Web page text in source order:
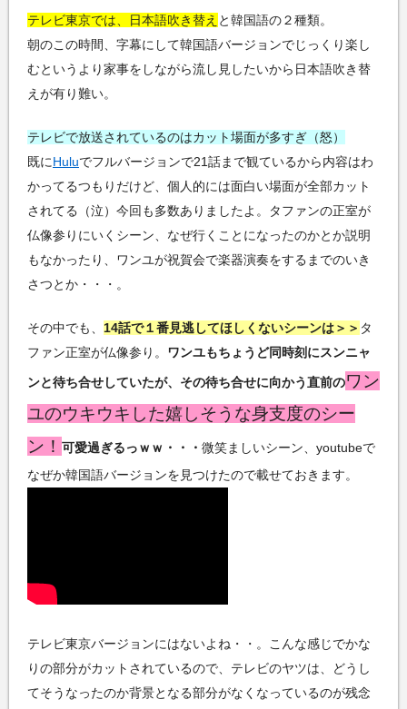
テレビ東京では、日本語吹き替え と韓国語の２種類。
朝のこの時間、字幕にして韓国語バージョンでじっくり楽し
むというより家事をしながら流し見したいから日本語吹き替
えが有り難い。
テレビで放送されているのはカット場面が多すぎ（怒）
既にHuluでフルバージョンで21話まで観ているから内容はわ
かってるつもりだけど、個人的には面白い場面が全部カット
されてる（泣）今回も多数ありましたよ。タファンの正室が
仏像参りにいくシーン、なぜ行くことになったのかとか説明
もなかったり、ワンユが祝賀会で楽器演奏をするまでのいき
さつとか・・・。
その中でも、 14話で１番見逃してほしくないシーンは＞＞ タ
ファン正室が仏像参り。 ワンユもちょうど同時刻にスンニャ
ンと待ち合せしていたが、その待ち合せに向かう直前のワン
ユのウキウキした嬉しそうな身支度のシー
ン！ 可愛過ぎるっｗｗ・・・ 微笑ましいシーン、youtubeで
なぜか韓国語バージョンを見つけたので載せておきます。
テレビ東京バージョンにはないよね・・。こんな感じでかな
りの部分がカットされているので、テレビのヤツは、どうし
てそうなったのか背景となる部分がなくなっているのが残念